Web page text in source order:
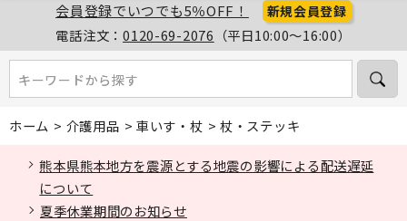
会員登録でいつでも5％OFF！ 新規会員登録
電話注文：0120-69-2076 （平日10:00～16:00）
キーワードから探す
キーワードから探す
ホーム > 介護用品 > 車いす・杖 >杖・ステッキ
熊本県熊本地方を震源とする地震の影響による配送遅延
について
夏季休業期間のお知らせ